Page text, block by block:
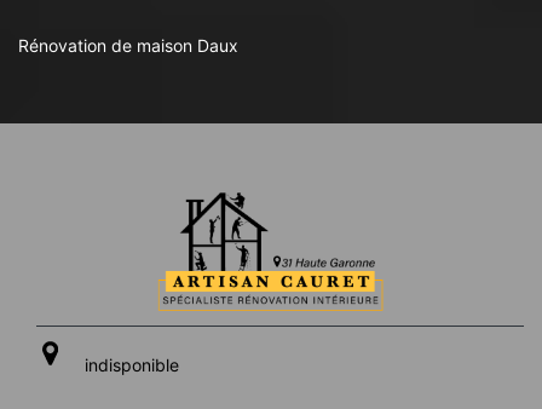
Rénovation de maison Daux
indisponible